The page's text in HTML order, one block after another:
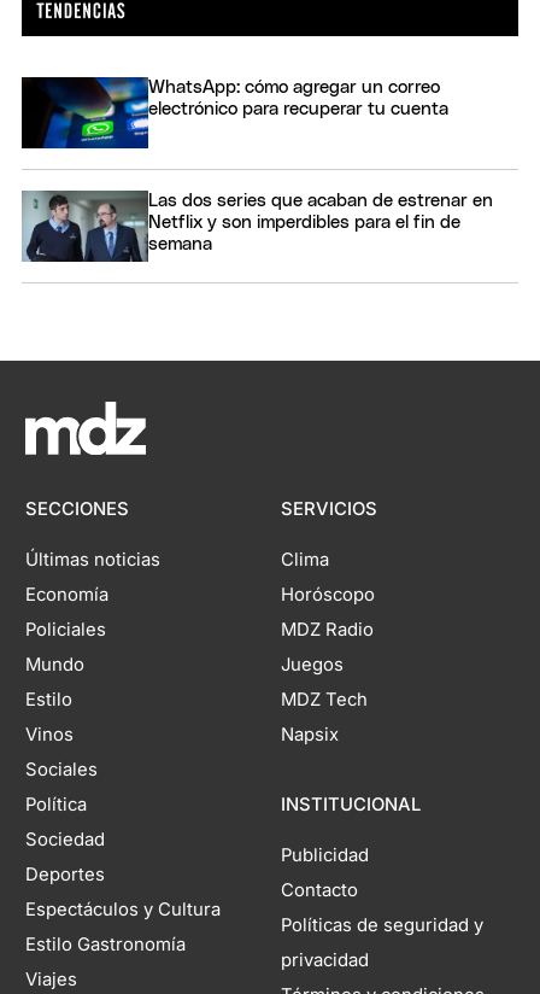
WhatsApp: cómo agregar un correo
electrónico para recuperar tu cuenta
Las dos series que acaban de estrenar en
Netflix y son imperdibles para el fin de
semana
SECCIONES
Últimas noticias
Economía
Policiales
Mundo
Estilo
Vinos
Sociales
Política
Sociedad
Deportes
Espectáculos y Cultura
Estilo Gastronomía
Viajes
SERVICIOS
Clima
Horóscopo
MDZ Radio
Juegos
MDZ Tech
Napsix
INSTITUCIONAL
Publicidad
Contacto
Políticas de seguridad y
privacidad